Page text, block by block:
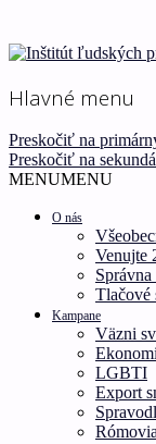
Inštitút
Human
Ľudské
Hlavné menu
Preskočiť na
Preskočiť na
MENUMENU
O nás
Venujte
Správna
Tlačové
Kampane
Väzni
LGBTI
Export